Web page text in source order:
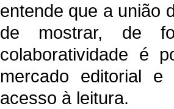
entende que a união
de mostrar, de
colaboratividade é
mercado editorial
acesso à leitura.